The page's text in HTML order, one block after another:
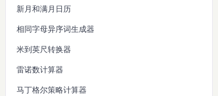
新月和满月日历
相同字母异序词生成器
米到英尺转换器
雷诺数计算器
马丁格尔策略计算器